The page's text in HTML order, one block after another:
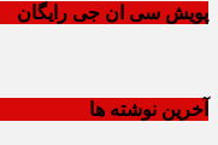
پویش سی ان جی رایگان
آخرین نوشته ها